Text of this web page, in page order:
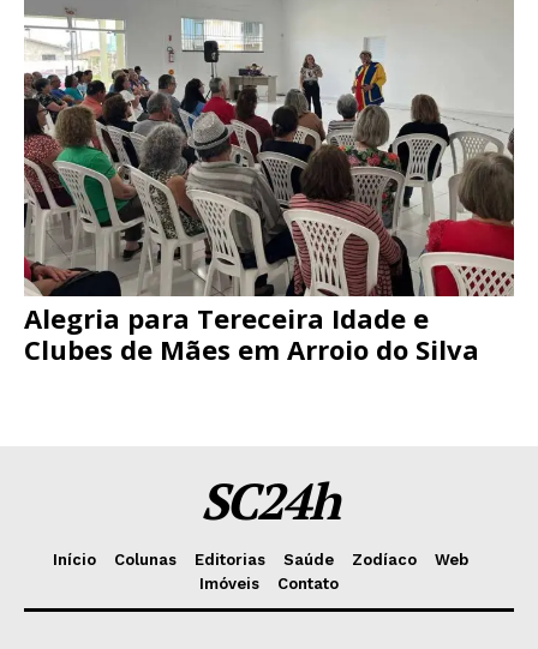
Alegria para Tereceira Idade e
Clubes de Mães em Arroio do Silva
SC24h
Início Colunas Editorias Saúde Zodíaco
Web
Imóveis
Contato